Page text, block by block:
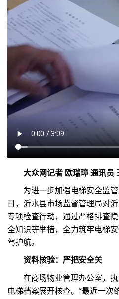
大众网记者 欧瑞璋 通讯员
为进一步加强电梯安全监管
日，沂水县市场监督管理局对
专项检查行动，通过严格排查
全知识等举措，全力筑牢电梯
驾护航。
资料核验：严把安全关
在商场物业管理办公室，执
电梯档案展开核查。“最近一次